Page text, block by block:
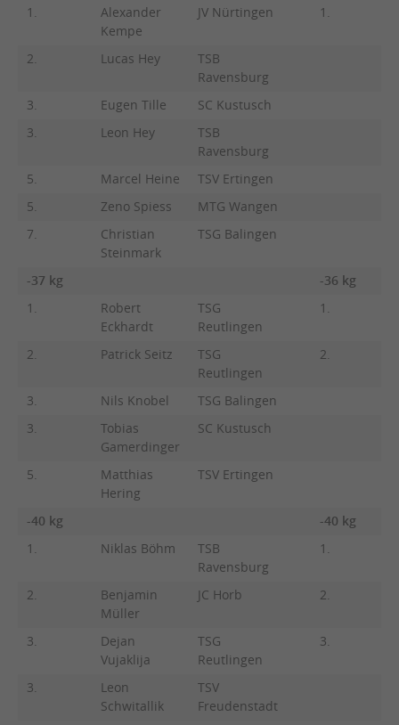
1.
Alexander
Kempe
JV Nürtingen 1.
2.
Lucas Hey
TSB
Ravensburg
3.
Eugen Tille
SC Kustusch
3.
Leon Hey
TSB
Ravensburg
5.
Marcel Heine
TSV Ertingen
5.
Zeno Spiess
MTG Wangen
7.
Christian
Steinmark
TSG Balingen
-37 kg
-36 kg
1.
Robert
Eckhardt
TSG
Reutlingen
1.
2.
Patrick Seitz
TSG
Reutlingen
2.
3. Nils Knobel
TSG Balingen
3.
Tobias
Gamerdinger
SC Kustusch
5.
Matthias
Hering
TSV Ertingen
-40 kg
-40 kg
1.
Niklas Böhm
TSB
Ravensburg
1.
2.
Benjamin
Müller
JC Horb 2.
3.
Dejan
Vujaklija
TSG
Reutlingen
3.
3.
Leon
Schwitallik
TSV
Freudenstadt